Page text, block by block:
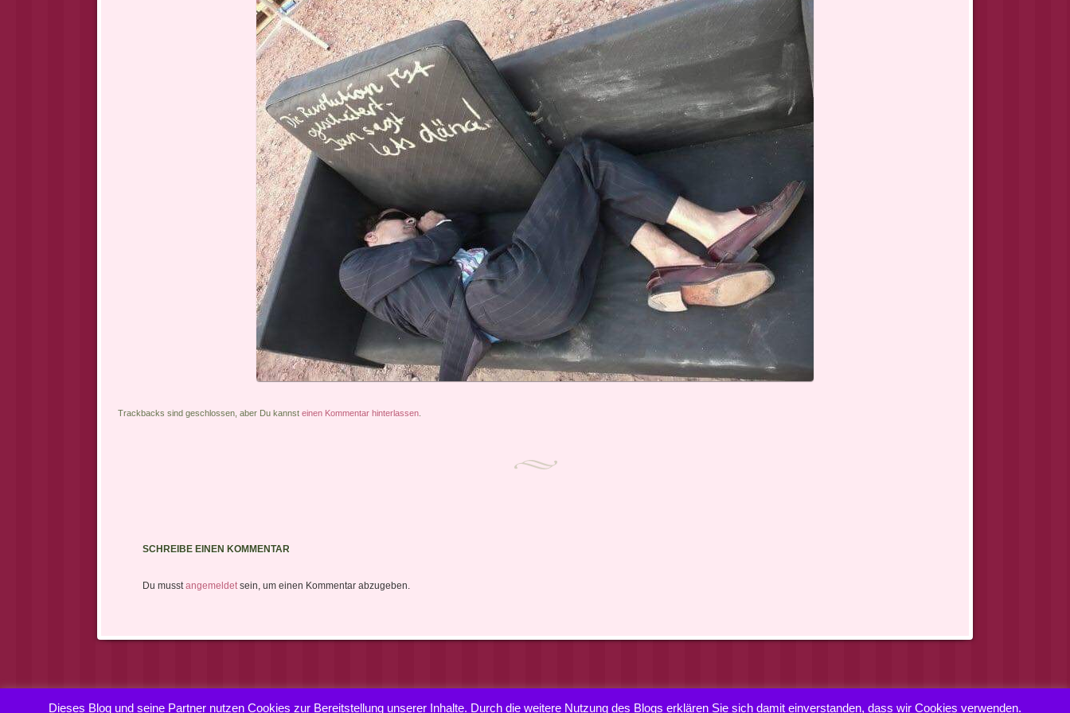
Trackbacks sind geschlossen, aber Du kannst einen Kommentar hinterlassen.
SCHREIBE EINEN KOMMENTAR
Du musst angemeldet sein, um einen Kommentar abzugeben.
Dieses Blog und seine Partner nutzen Cookies zur Bereitstellung unserer Inhalte. Durch die weitere Nutzung des Blogs erklären Sie sich damit einverstanden, dass wir Cookies verwenden.